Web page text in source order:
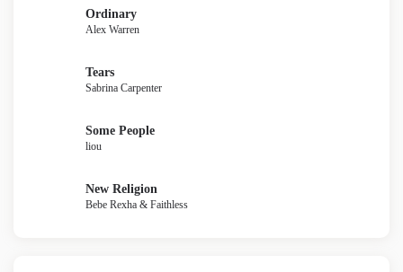
Ordinary
Alex Warren
Tears
Sabrina Carpenter
Some People
liou
New Religion
Bebe Rexha & Faithless